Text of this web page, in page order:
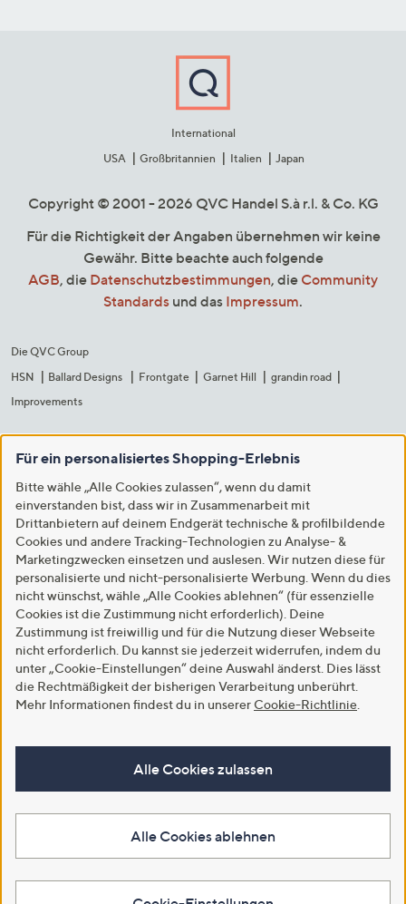
International
USA
Großbritannien Italien Japan
Copyright © 2001 - 2026 QVC Handel S.à r.l. & Co. KG
Für die Richtigkeit der Angaben übernehmen wir keine
Gewähr. Bitte beachte auch folgende
AGB, die Datenschutzbestimmungen, die Community
Standards und das Impressum.
Die QVC Group
HSN
Ballard Designs Frontgate Garnet Hill
grandin road
Improvements
Für ein personalisiertes Shopping-Erlebnis
Bitte wähle „Alle Cookies zulassen“, wenn du damit
einverstanden bist, dass wir in Zusammenarbeit mit
Drittanbietern auf deinem Endgerät technische & profilbildende
Cookies und andere Tracking-Technologien zu Analyse- &
Marketingzwecken einsetzen und auslesen. Wir nutzen diese für
personalisierte und nicht-personalisierte Werbung. Wenn du dies
nicht wünschst, wähle „Alle Cookies ablehnen“ (für essenzielle
Cookies ist die Zustimmung nicht erforderlich). Deine
Zustimmung ist freiwillig und für die Nutzung dieser Webseite
nicht erforderlich. Du kannst sie jederzeit widerrufen, indem du
unter „Cookie-Einstellungen“ deine Auswahl änderst. Dies lässt
die Rechtmäßigkeit der bisherigen Verarbeitung unberührt.
Mehr Informationen findest du in unserer Cookie-Richtlinie
Alle Cookies zulassen
Alle Cookies ablehnen